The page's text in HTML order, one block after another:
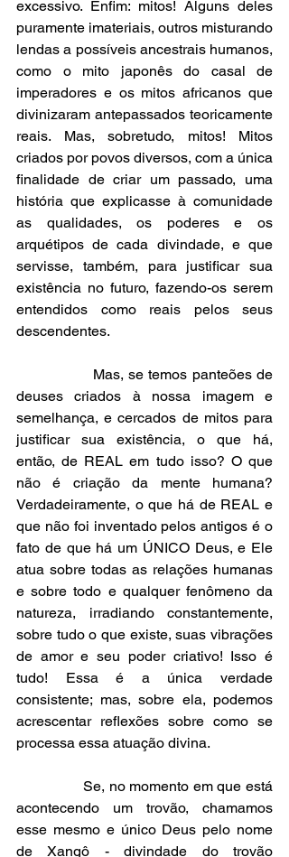
excessivo. Enfim: mitos! Alguns deles
puramente imateriais, outros misturando
lendas a possíveis ancestrais humanos,
como o mito japonês do casal de
imperadores e os mitos africanos que
divinizaram antepassados teoricamente
reais. Mas, sobretudo, mitos! Mitos
criados por povos diversos, com a única
finalidade de criar um passado, uma
história que explicasse à comunidade
as qualidades, os poderes e os
arquétipos de cada divindade, e que
servisse, também, para justificar sua
existência no futuro, fazendo-os serem
entendidos como reais pelos seus
descendentes.
deuses criados à nossa imagem e
semelhança, e cercados de mitos para
justificar sua existência, o que há,
então, de REAL em tudo isso? O que
não é criação da mente humana?
Verdadeiramente, o que há de REAL e
que não foi inventado pelos antigos é o
fato de que há um ÚNICO Deus, e Ele
atua sobre todas as relações humanas
e sobre todo e qualquer fenômeno da
natureza, irradiando constantemente,
sobre tudo o que existe, suas vibrações
de amor e seu poder criativo! Isso é
tudo! Essa é a única verdade
consistente; mas, sobre ela, podemos
acrescentar reflexões sobre como se
processa essa atuação divina.
acontecendo um trovão, chamamos
esse mesmo e único Deus pelo nome
de Xangô - divindade do trovão